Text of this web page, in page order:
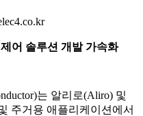
어 솔루션 개발 가속화
는 알리로(Aliro) 및
주거용 애플리케이션에서